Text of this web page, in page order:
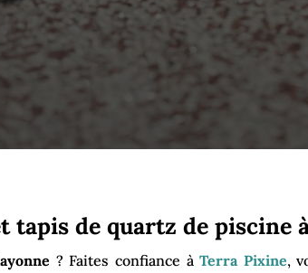
de quartz de piscine
? Faites confiance àTerra Pixine,